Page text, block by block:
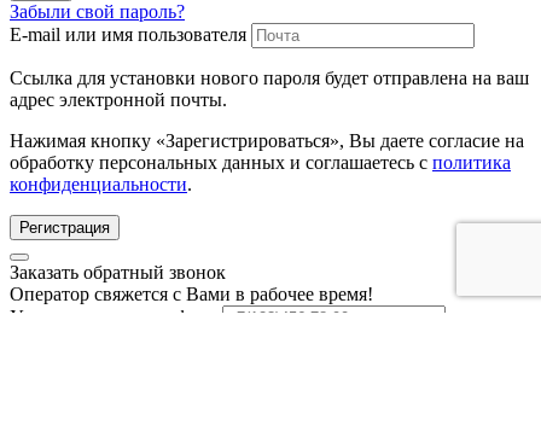
Забыли свой пароль?
E-mail или имя пользователя
Ссылка для установки нового пароля будет отправлена ​​на ваш
адрес электронной почты.
Нажимая кнопку «Зарегистрироваться», Вы даете согласие на
обработку персональных данных и соглашаетесь с политика
конфиденциальности.
Регистрация
Заказать обратный звонок
Оператор свяжется с Вами в рабочее время!
Укажите номер телефона